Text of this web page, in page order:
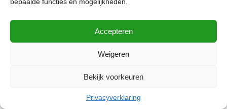
Accepteren
Weigeren
Bekijk voorkeuren
Privacyverklaring
match Webconcepts